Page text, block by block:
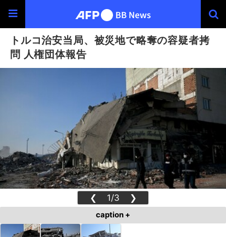
トルコ治安当局、被災地で略奪の容疑者拷
問 人権団体報告
❮ 1/3 ❯
caption +